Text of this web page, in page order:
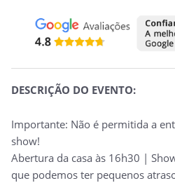
DESCRIÇÃO DO EVENTO:
Importante: Não é permitida a
show!
Abertura da casa às 16h30 |
que podemos ter pequenos